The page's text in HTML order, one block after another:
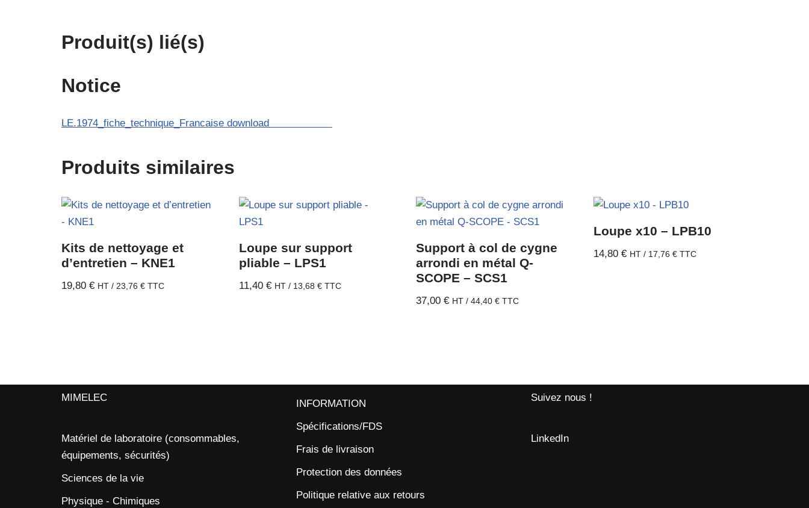
Produit(s) lié(s)
Notice
LE.1974_fiche_technique_Francaise download
Produits similaires
Kits de nettoyage et
d’entretien – KNE1
19,80 € HT / 23,76 € TTC
Loupe sur support
pliable – LPS1
11,40 € HT / 13,68 €TTC
Support à col de cygne
arrondi en métal Q-
SCOPE – SCS1
37,00€ HT /44,40€ TTC
Loupe x10 – LPB10
14,80€ HT / 17,76€ TTC
MIMELEC
Matériel de laboratoire (consommables,
équipements, sécurités)
Sciences de la vie
Physique - Chimiques
INFORMATION
Spécifications/FDS
Frais de livraison
Protection des données
Politique relative aux retours
Suivez nous !
LinkedIn